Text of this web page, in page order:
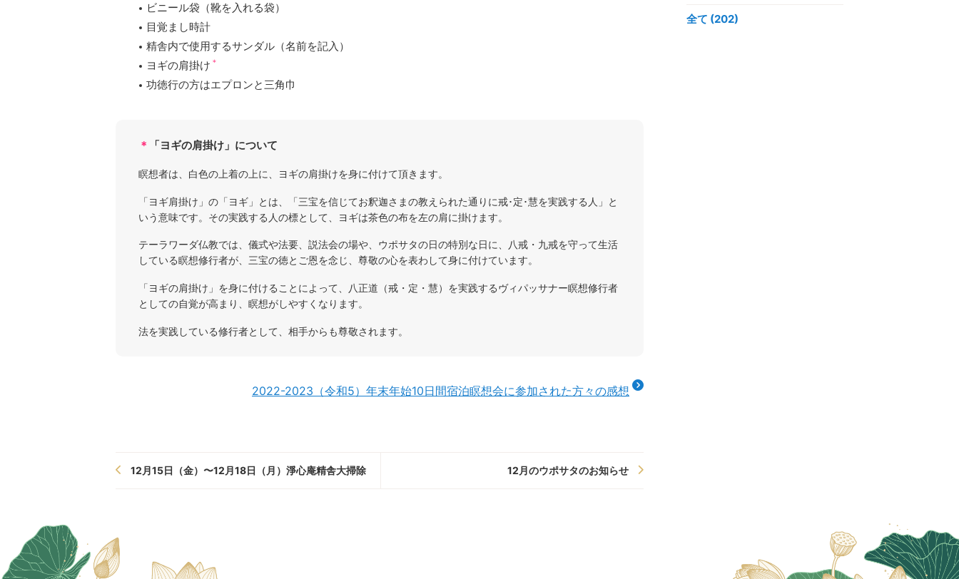
ビニール袋（靴を入れる袋）
目覚まし時計
精舎内で使用するサンダル（名前を記入）
ヨギの肩掛け ＊
功徳行の方はエプロンと三角巾
＊ 「ヨギの肩掛け」について
瞑想者は、白色の上着の上に、ヨギの肩掛けを身に付けて頂きます。
「ヨギ肩掛け」の「ヨギ」とは、「三宝を信じてお釈迦さまの教えられた通りに戒･定･慧を実践する人」と
いう意味です。その実践する人の標として、ヨギは茶色の布を左の肩に掛けます。
テーラワーダ仏教では、儀式や法要、説法会の場や、ウポサタの日の特別な日に、八戒・九戒を守って生活
している瞑想修行者が、三宝の徳とご恩を念じ、尊敬の心を表わして身に付けています。
「ヨギの肩掛け」を身に付けることによって、八正道（戒・定・慧）を実践するヴィパッサナー瞑想修行者
としての自覚が高まり、瞑想がしやすくなります。
法を実践している修行者として、相手からも尊敬されます。
2022-2023（令和5）年末年始10日間宿泊瞑想会に参加された方々の感想
12月15日（金）〜12月18日（月）淨心庵精舎大掃除 12月のウポサタのお知らせ
全て (202)